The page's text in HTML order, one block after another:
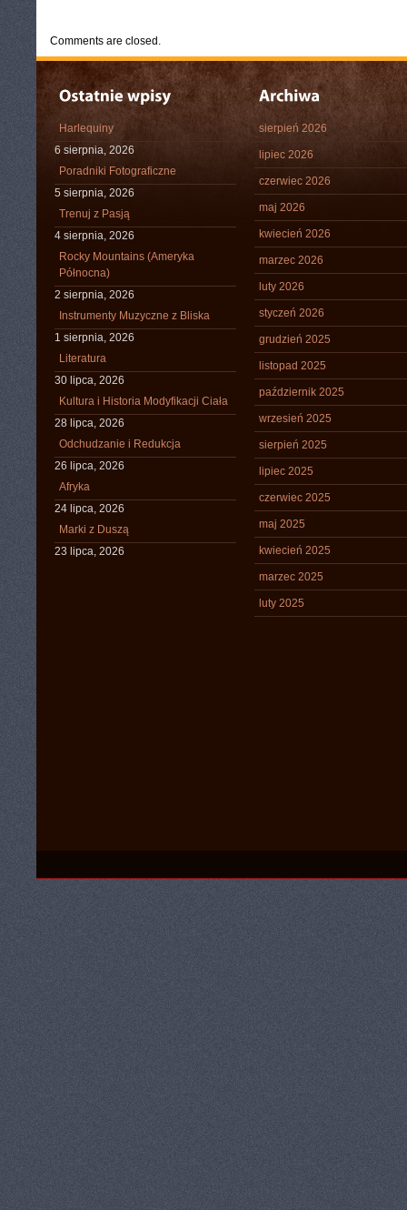
Comments are closed.
Harlequiny
6 sierpnia, 2026
Poradniki Fotograficzne
5 sierpnia, 2026
Trenuj z Pasją
4 sierpnia, 2026
Rocky Mountains (Ameryka
Północna)
2 sierpnia, 2026
Instrumenty Muzyczne z Bliska
1 sierpnia, 2026
Literatura
30 lipca, 2026
Kultura i Historia Modyfikacji Ciała
28 lipca, 2026
Odchudzanie i Redukcja
26 lipca, 2026
Afryka
24 lipca, 2026
Marki z Duszą
23 lipca, 2026
sierpień 2026
lipiec 2026
czerwiec 2026
maj 2026
kwiecień 2026
marzec 2026
luty 2026
styczeń 2026
grudzień 2025
listopad 2025
październik 2025
wrzesień 2025
sierpień 2025
lipiec 2025
czerwiec 2025
maj 2025
kwiecień 2025
marzec 2025
luty 2025